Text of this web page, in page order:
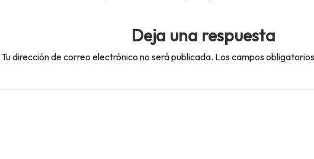
Deja una respuesta
Tu dirección de correo electrónico no será publicada. Los campos